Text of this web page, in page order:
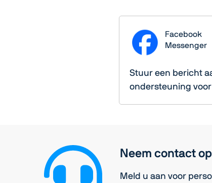
Facebook
Messenger
Stuur een bericht
ondersteuning
Neem contact
Meld u aan voor